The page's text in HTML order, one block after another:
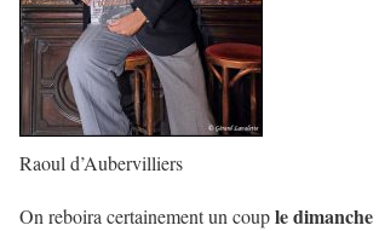
Raoul d’Aubervilliers
On reboira certainement un couple